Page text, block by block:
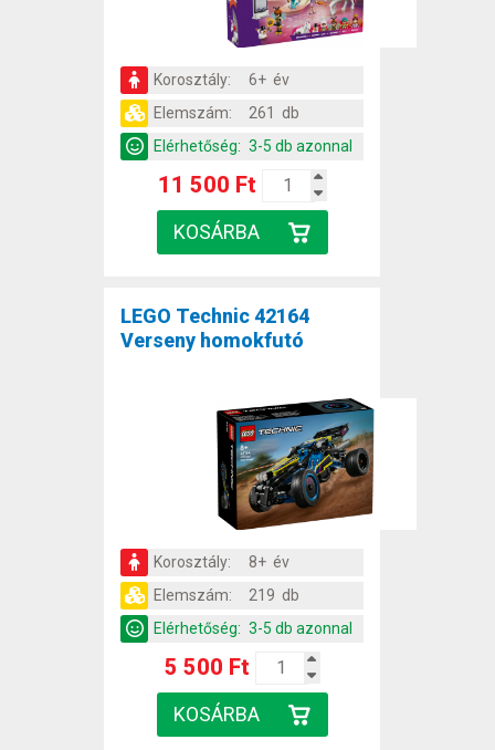
Korosztály:
6+ év
Elemszám:
261 db
Elérhetőség: 3-5 db azonnal
11 500 Ft
LEGO Technic 42164
Verseny homokfutó
Korosztály:
8+ év
Elemszám:
219 db
Elérhetőség: 3-5 db azonnal
5 500 Ft